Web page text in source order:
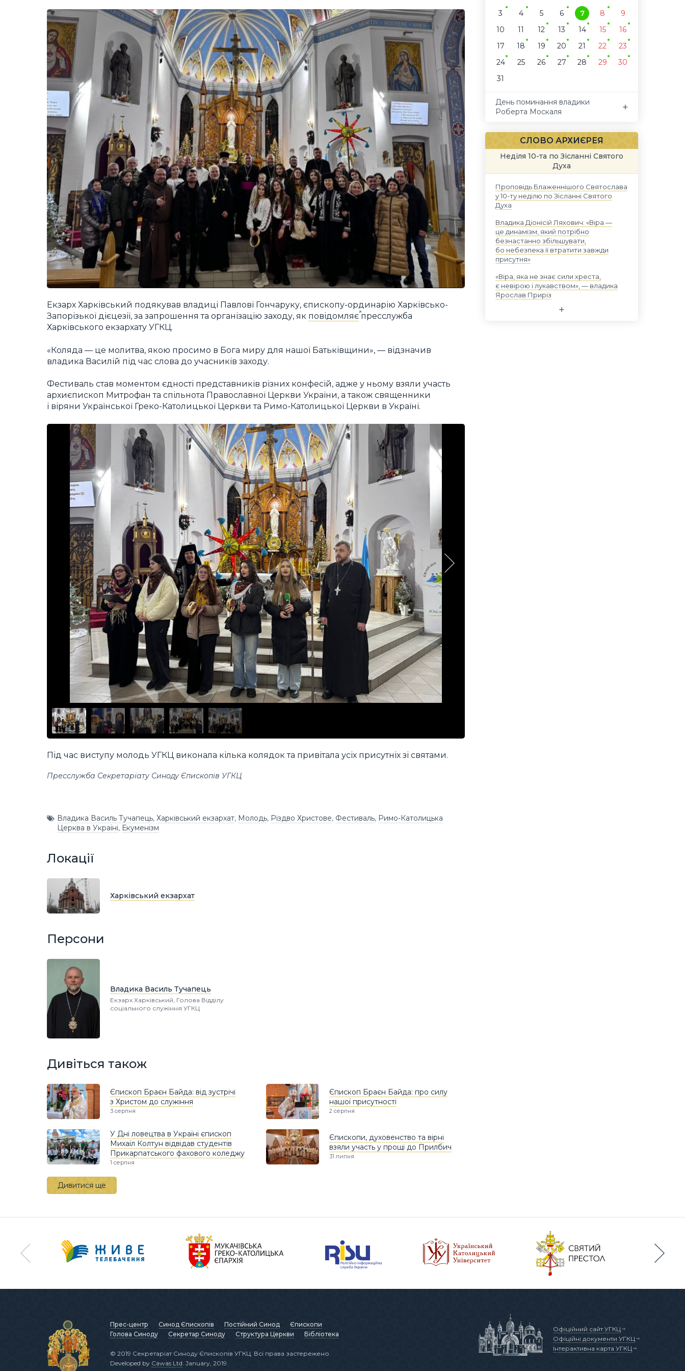
Екзарх Харківський подякував владиці Павлові Гончаруку, єпископу-ординарію Харківсько-
Запорізької дієцезії, за запрошення та організацію заходу, як повідомляєпресслужба
Харківського екзархату УГКЦ.
«Коляда — це молитва, якою просимо в Бога миру для нашої Батьківщини», — відзначив
владика Василій під час слова до учасників заходу.
Фестиваль став моментом єдності представників різних конфесій, адже у ньому взяли участь
архиєпископ Митрофан та спільнота Православної Церкви України, а також священники
і віряни Української Греко-Католицької Церкви та Римо-Католицької Церкви в Україні.
Під час виступу молодь УГКЦ виконала кілька колядок та привітала усіх присутніх зі святами.
Пресслужба Секретаріату Синоду Єпископів УГКЦ
Владика Василь Тучапець, Харківський екзархат, Молодь, Різдво Христове, Фестиваль, Римо-Католицька
Церква в Україні, Екуменізм
Локації
Харківський екзархат
Персони
Владика Василь Тучапець
Екзарх Харківський, Голова Відділу
соціального служіння УГКЦ
Дивіться також
Єпископ Браєн Байда: від зустрічі
з Христом до служіння
3 серпня
Єпископ Браєн Байда: про силу
нашої присутності
2 серпня
У Дні ловецтва в Україні єпископ
Михаїл Колтун відвідав студентів
Прикарпатського фахового коледжу
1 серпня
Єпископи, духовенство та вірні
взяли участь у прощі до Прилбич
31 липня
Дивитися ще
3
4 5 6 7 8
9
10
11 12 13 14 15
16
17
18 19 20 21 22
23
24
25 26 27 28 29
30
31
День поминання владики
Роберта Москаля
СЛОВО АРХИЄРЕЯ
Неділя 10-та по Зісланні Святого
Духа
Проповідь Блаженнішого Святослава
у 10-ту неділю по Зісланні Святого
Духа
Владика Діонісій Ляхович: «Віра —
це динамізм, який потрібно
безнастанно збільшувати,
бо небезпека її втратити завжди
присутня»
«Віра, яка не знає сили хреста,
є невірою і лукавством», — владика
Ярослав Приріз
Прес-центр Синод Єпископів Постійний Синод
Єпископи
Голова Синоду
Секретар Синоду Структура Церкви Бібліотека
Офіційний сайт УГКЦ
Офіційні документи УГКЦ
Інтерактивна карта УГКЦ
© 2019 Секретаріат Синоду Єпископів УГКЦ. Всі права застережено.
Developed by Cawas Ltd . January, 2019.